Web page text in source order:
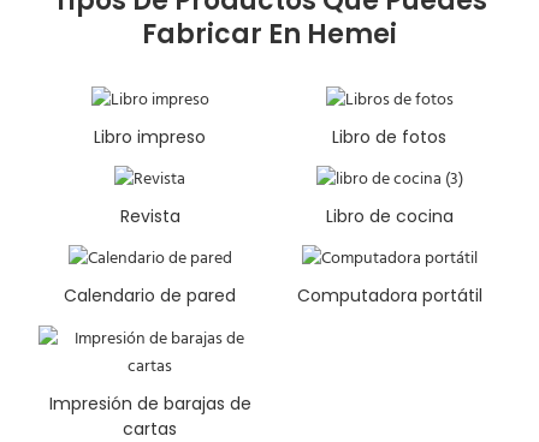
Fabricar En Hemei
Libro impreso Libro de fotos
Revista Libro de cocina
Calendario de pared Computadora portátil
Impresión de barajas de
cartas